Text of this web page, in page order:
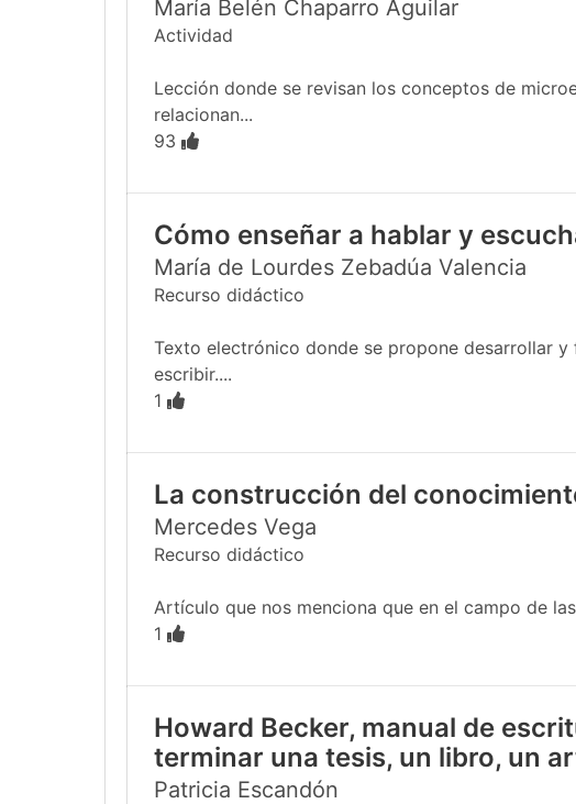
María Belén Chaparro Aguilar
Actividad
Lección donde se revisan los conceptos de
relacionan...
93
Cómo enseñar a hablar y
María de Lourdes Zebadúa Valencia
Recurso didáctico
Texto electrónico donde se propone desarrollar
escribir....
1
La construcción del
Mercedes Vega
Recurso didáctico
Artículo que nos menciona que en el campo de
1
Howard Becker, manual de
terminar una tesis, un libro, un
Patricia Escandón